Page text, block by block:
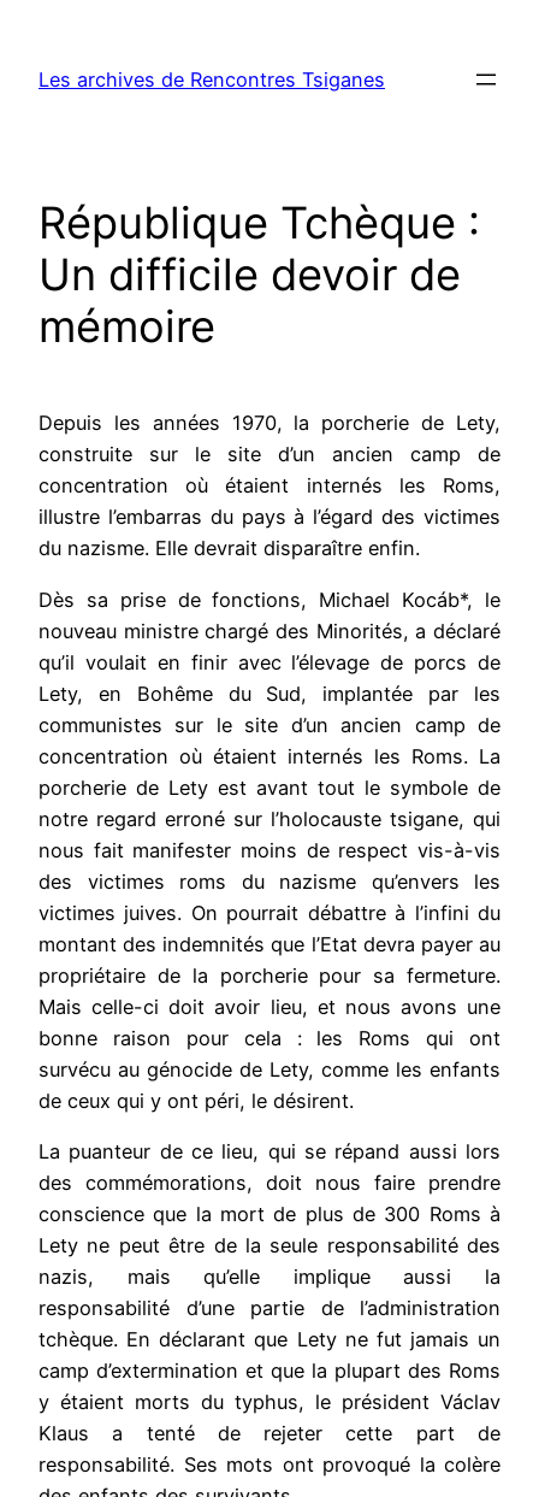
contenu
Les archives de Rencontres Tsiganes
République Tchèque :
Un difficile devoir de
mémoire
Depuis les années 1970, la porcherie de Lety,
construite sur le site d’un ancien camp de
concentration où étaient internés les Roms,
illustre l’embarras du pays à l’égard des victimes
du nazisme. Elle devrait disparaître enfin.
Dès sa prise de fonctions, Michael Kocáb*, le
nouveau ministre chargé des Minorités, a déclaré
qu’il voulait en finir avec l’élevage de porcs de
Lety, en Bohême du Sud, implantée par les
communistes sur le site d’un ancien camp de
concentration où étaient internés les Roms. La
porcherie de Lety est avant tout le symbole de
notre regard erroné sur l’holocauste tsigane, qui
nous fait manifester moins de respect vis-à-vis
des victimes roms du nazisme qu’envers les
victimes juives. On pourrait débattre à l’infini du
montant des indemnités que l’Etat devra payer au
propriétaire de la porcherie pour sa fermeture.
Mais celle-ci doit avoir lieu, et nous avons une
bonne raison pour cela : les Roms qui ont
survécu au génocide de Lety, comme les enfants
de ceux qui y ont péri, le désirent.
La puanteur de ce lieu, qui se répand aussi lors
des commémorations, doit nous faire prendre
conscience que la mort de plus de 300 Roms à
Lety ne peut être de la seule responsabilité des
nazis, mais qu’elle implique aussi la
responsabilité d’une partie de l’administration
tchèque. En déclarant que Lety ne fut jamais un
camp d’extermination et que la plupart des Roms
y étaient morts du typhus, le président Václav
Klaus a tenté de rejeter cette part de
responsabilité. Ses mots ont provoqué la colère